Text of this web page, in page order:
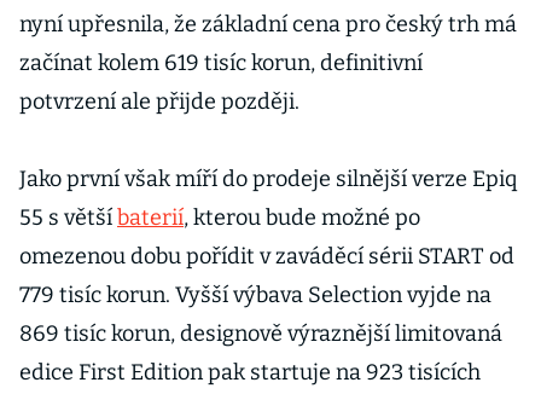
nyní upřesnila, že základní cena pro český trh má
začínat kolem 619 tisíc korun, definitivní
potvrzení ale přijde později.
Jako první však míří do prodeje silnější verze Epiq
55 s většíbaterií, kterou bude možné po
omezenou dobu pořídit v zaváděcí sérii START od
779 tisíc korun. Vyšší výbava Selection vyjde na
869 tisíc korun, designově výraznější limitovaná
edice First Edition pak startuje na 923 tisících